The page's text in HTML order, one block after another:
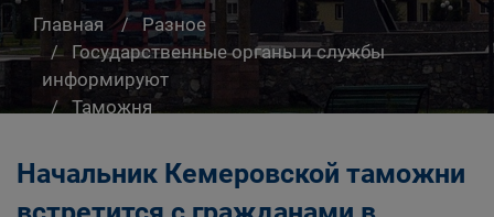
Главная
Разное
Государственные органы и службы
информируют
Таможня
Начальник Кемеровской таможни